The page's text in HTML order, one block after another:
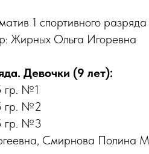
1 спортивного
Жирных Ольга Игоревна
Девочки (9 лет):
гр. №1
гр. №2
гр. №3
Смирнова Полина